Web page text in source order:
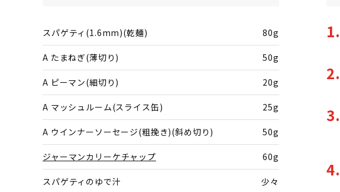
スパゲティ(1.6mm)(乾麺) 80g
A たまねぎ(薄切り) 50g
A ピーマン(細切り) 20g
A マッシュルーム(スライス缶) 25g
A ウインナーソーセージ(粗挽き)(斜め切り) 50g
ジャーマンカリーケチャップ 60g
スパゲティのゆで汁 少々